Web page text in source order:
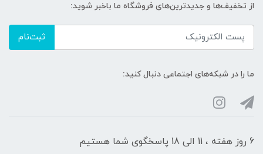
از تخفیف‌ها و جدیدترین‌های فروشگاه ما باخبر شوید:
ثبت‌نام
ما را در شبکه‌های اجتماعی دنبال کنید:
6 روز هفته ، 11 الی 18 پاسخگوی شما هستیم